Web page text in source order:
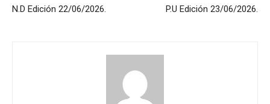
N.D Edición 22/06/2026. P.U Edición 23/06/2026.